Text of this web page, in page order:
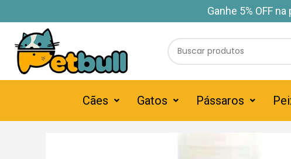
Ganhe 5% OFF
Cães Gatos Pássaros